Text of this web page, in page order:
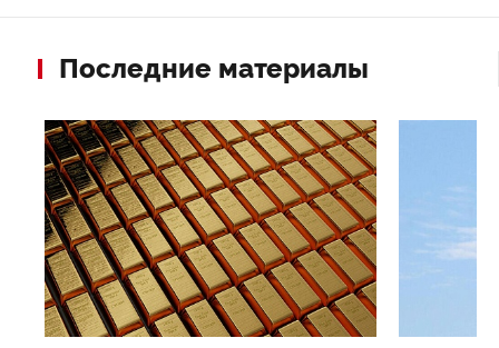
Последние материалы